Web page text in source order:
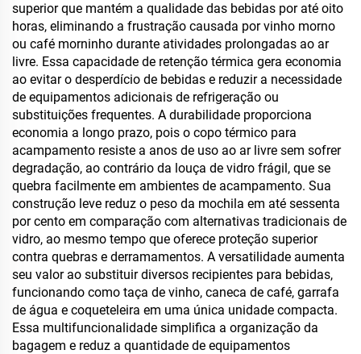
superior que mantém a qualidade das bebidas por até oito
horas, eliminando a frustração causada por vinho morno
ou café morninho durante atividades prolongadas ao ar
livre. Essa capacidade de retenção térmica gera economia
ao evitar o desperdício de bebidas e reduzir a necessidade
de equipamentos adicionais de refrigeração ou
substituições frequentes. A durabilidade proporciona
economia a longo prazo, pois o copo térmico para
acampamento resiste a anos de uso ao ar livre sem sofrer
degradação, ao contrário da louça de vidro frágil, que se
quebra facilmente em ambientes de acampamento. Sua
construção leve reduz o peso da mochila em até sessenta
por cento em comparação com alternativas tradicionais de
vidro, ao mesmo tempo que oferece proteção superior
contra quebras e derramamentos. A versatilidade aumenta
seu valor ao substituir diversos recipientes para bebidas,
funcionando como taça de vinho, caneca de café, garrafa
de água e coqueteleira em uma única unidade compacta.
Essa multifuncionalidade simplifica a organização da
bagagem e reduz a quantidade de equipamentos